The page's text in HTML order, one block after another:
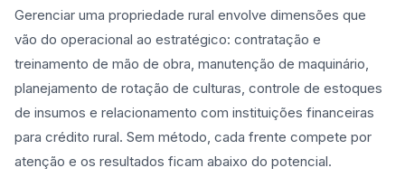
Gerenciar uma propriedade rural envolve dimensões que
vão do operacional ao estratégico: contratação e
treinamento de mão de obra, manutenção de maquinário,
planejamento de rotação de culturas, controle de estoques
de insumos e relacionamento com instituições financeiras
para crédito rural. Sem método, cada frente compete por
atenção e os resultados ficam abaixo do potencial.